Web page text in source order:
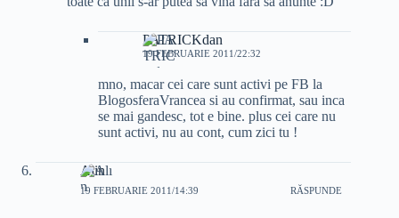
PATRICKdan
19 FEBRUARIE 2011/22:32
mno, macar cei care sunt activi pe FB la
BlogosferaVrancea si au confirmat, sau inca
se mai gandesc, tot e bine. plus cei care nu
sunt activi, nu au cont, cum zici tu !
Alin
19 FEBRUARIE 2011/14:39 RĂSPUNDE